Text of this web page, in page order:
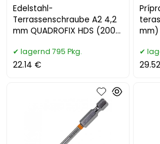
Edelstahl-
Terrassenschraube A2 4,2
mm QUADROFIX HDS (200
lagernd 795 Pkg.
22.14 €
mm)